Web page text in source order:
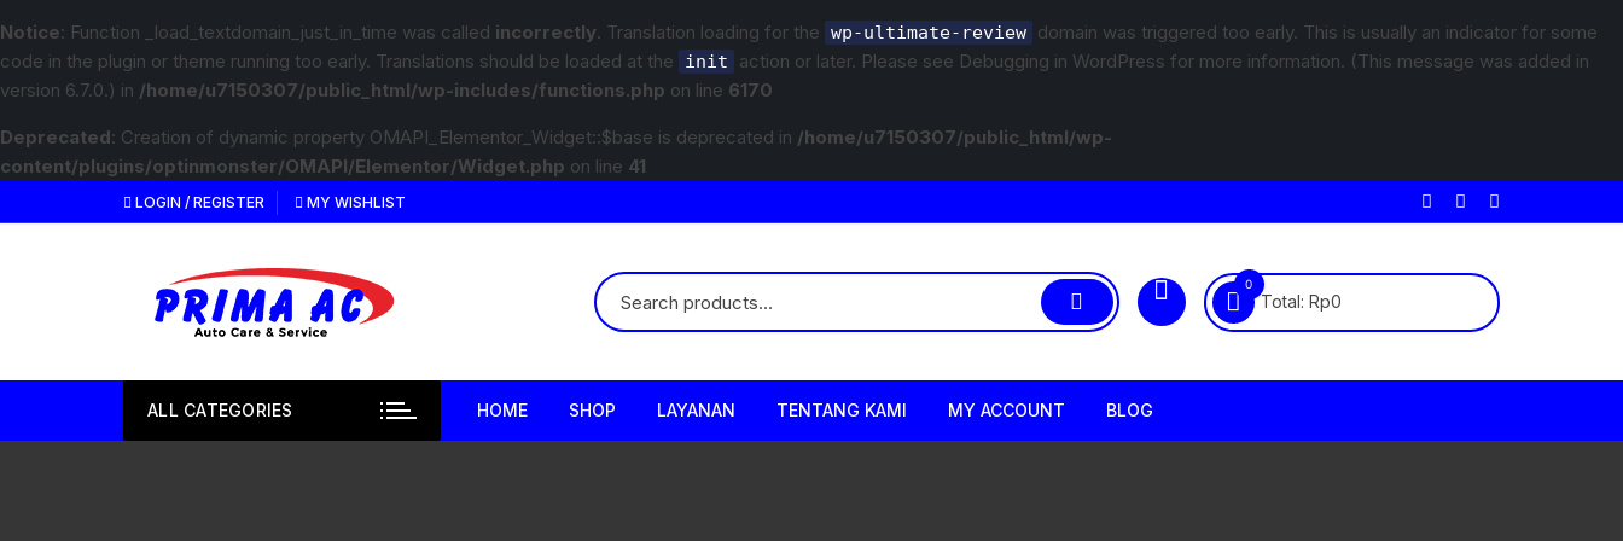
Notice: Function _load_textdomain_just_in_time was called incorrectly. Translation loading for the wp-ultimate-review domain was triggered too early. This is usually an indicator for some
code in the plugin or theme running too early. Translations should be loaded at the
init action or later. Please see Debugging in WordPress for more information. (This message was added in
version 6.7.0.) in /home/u7150307/public_html/wp-includes/functions.php on line 6170
Deprecated: Creation of dynamic property OMAPI_Elementor_Widget::$base is deprecated in /home/u7150307/public_html/wp-
content/plugins/optinmonster/OMAPI/Elementor/Widget.php on line 41
LOGIN / REGISTER MY WISHLIST
0
Total: Rp0
ALL CATEGORIES HOME SHOP LAYANAN TENTANG KAMI MY ACCOUNT BLOG